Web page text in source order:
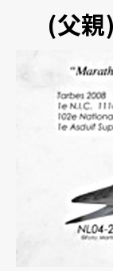
(父